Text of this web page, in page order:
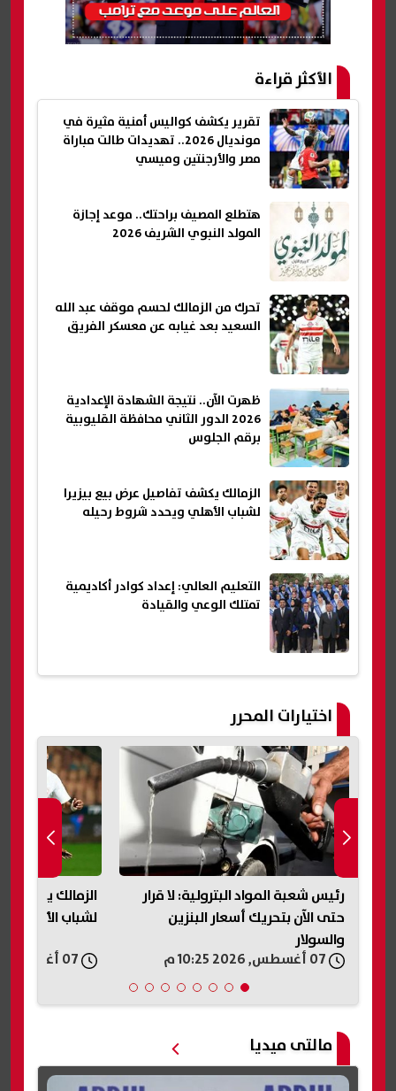
الأكثر قراءة
تقرير يكشف كواليس أمنية مثيرة في
مونديال 2026.. تهديدات طالت مباراة
مصر والأرجنتين وميسي
هتطلع المصيف براحتك.. موعد إجازة
المولد النبوي الشريف 2026
تحرك من الزمالك لحسم موقف عبد الله
السعيد بعد غيابه عن معسكر الفريق
ظهرت الآن.. نتيجة الشهادة الإعدادية
2026 الدور الثاني محافظة القليوبية
برقم الجلوس
الزمالك يكشف تفاصيل عرض بيع بيزيرا
لشباب الأهلي ويحدد شروط رحيله
التعليم العالي: إعداد كوادر أكاديمية
تمتلك الوعي والقيادة
اختيارات المحرر
رئيس شعبة المواد البترولية: لا قرار
حتى الآن بتحريك أسعار البنزين
والسولار
الزمالك يكشف
لشباب الأهلي
مالتى ميديا